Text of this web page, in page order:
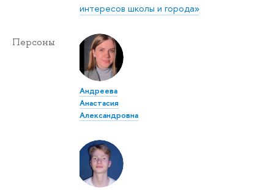
интересов школы и города»
Персоны
Андреева
Анастасия
Александровна